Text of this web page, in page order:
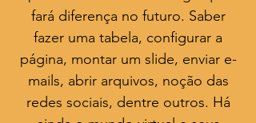
fará diferença no futuro. Saber
fazer uma tabela, configurar a
página, montar um slide, enviar e-
mails, abrir arquivos, noção das
redes sociais, dentre outros. Há